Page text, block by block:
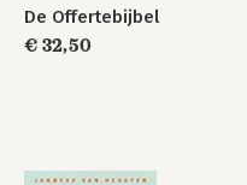
De Offertebijbel
€ 32,50